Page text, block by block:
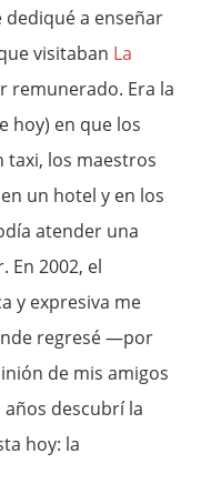
dediqué a enseñar
visitaban La
remunerado. Era la
hoy) en que los
los maestros
un hotel y en los
atender una
En 2002, el
y expresiva me
regresé —por
de mis amigos
descubrí la
hoy: la